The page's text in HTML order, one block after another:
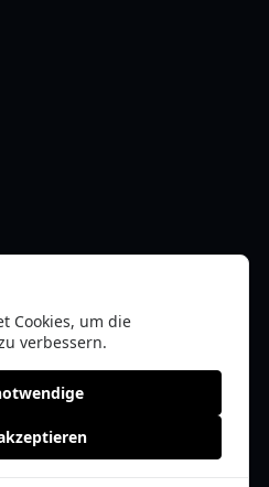
vorbehalten | * =Affiliate-Links /
Cookies, um die
verbessern.